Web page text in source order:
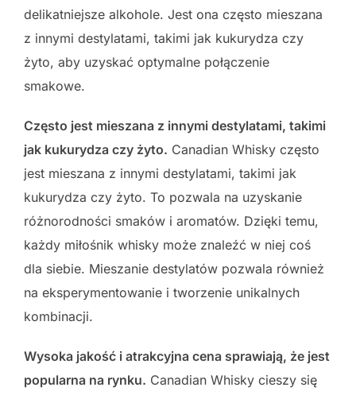
delikatniejsze alkohole. Jest ona często mieszana
z innymi destylatami, takimi jak kukurydza czy
żyto, aby uzyskać optymalne połączenie
smakowe.
Często jest mieszana z innymi destylatami, takimi
jak kukurydza czy żyto. Canadian Whisky często
jest mieszana z innymi destylatami, takimi jak
kukurydza czy żyto. To pozwala na uzyskanie
różnorodności smaków i aromatów. Dzięki temu,
każdy miłośnik whisky może znaleźć w niej coś
dla siebie. Mieszanie destylatów pozwala również
na eksperymentowanie i tworzenie unikalnych
kombinacji.
Wysoka jakość i atrakcyjna cena sprawiają, że jest
popularna na rynku. Canadian Whisky cieszy się